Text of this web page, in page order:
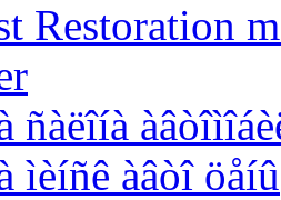
Restoration
ñàëîíà
ìèíñê àâòî öåíû